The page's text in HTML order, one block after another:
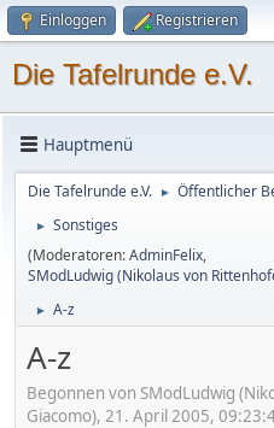
Einloggen Registrieren
Die Tafelrunde e.V.
Hauptmenü
Die Tafelrunde e.V. ► Öffentlicher
►
Sonstiges
(Moderatoren:AdminFelix,
SModLudwig (Nikolaus von
► A-z
A-z
Begonnen von SModLudwig
Giacomo), 21. April 2005,